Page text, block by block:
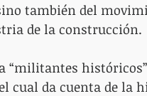
también del
de la construcción.
“militantes
cual da cuenta de la